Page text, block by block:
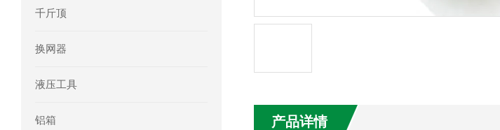
千斤顶
换网器
液压工具
铝箱 产品详情